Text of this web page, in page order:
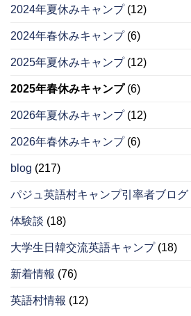
2024年夏休みキャンプ(12)
2024年春休みキャンプ(6)
2025年夏休みキャンプ(12)
2025年春休みキャンプ(6)
2026年夏休みキャンプ(12)
2026年春休みキャンプ(6)
blog (217)
パジュ英語村キャンプ引率者ブログ
体験談 (18)
大学生日韓交流英語キャンプ(18)
新着情報 (76)
英語村情報 (12)